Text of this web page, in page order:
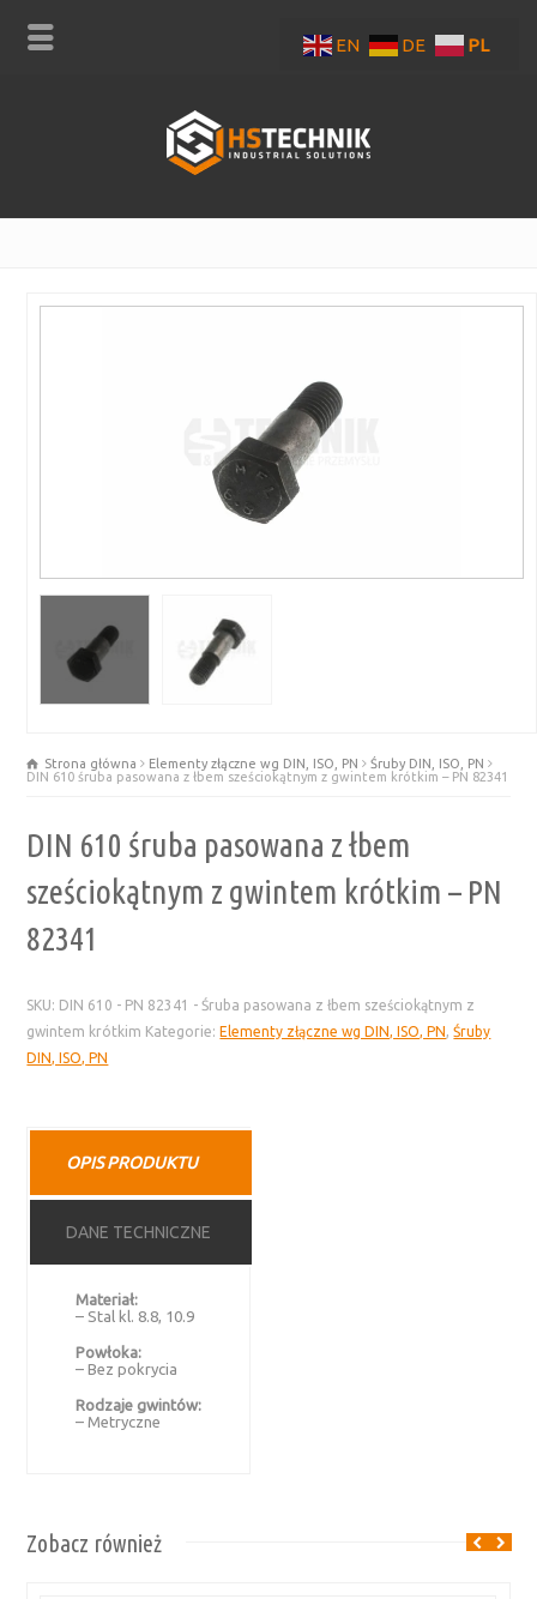
Strona główna Elementy złączne wg DIN, ISO, PN
Śruby DIN, ISO, PN
DIN 610 śruba pasowana z łbem sześciokątnym z gwintem krótkim – PN 82341
DIN 610 śruba pasowana z łbem
sześciokątnym z gwintem krótkim – PN
82341
SKU: DIN 610 - PN 82341 - Śruba pasowana z łbem sześciokątnym z
gwintem krótkim Kategorie:Elementy złączne wg DIN, ISO, PN,Śruby
DIN, ISO, PN
OPIS PRODUKTU
DANE TECHNICZNE
Materiał:
– Stal kl. 8.8, 10.9
Powłoka:
– Bez pokrycia
Rodzaje gwintów:
– Metryczne
Zobacz również
EN DE PL